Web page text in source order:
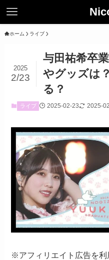
ホーム ライブ
与田祐希卒
やグッズは
る？
2025
2/23
ライブ 2025-02-23 2025-
※アフィリエイト広告を利